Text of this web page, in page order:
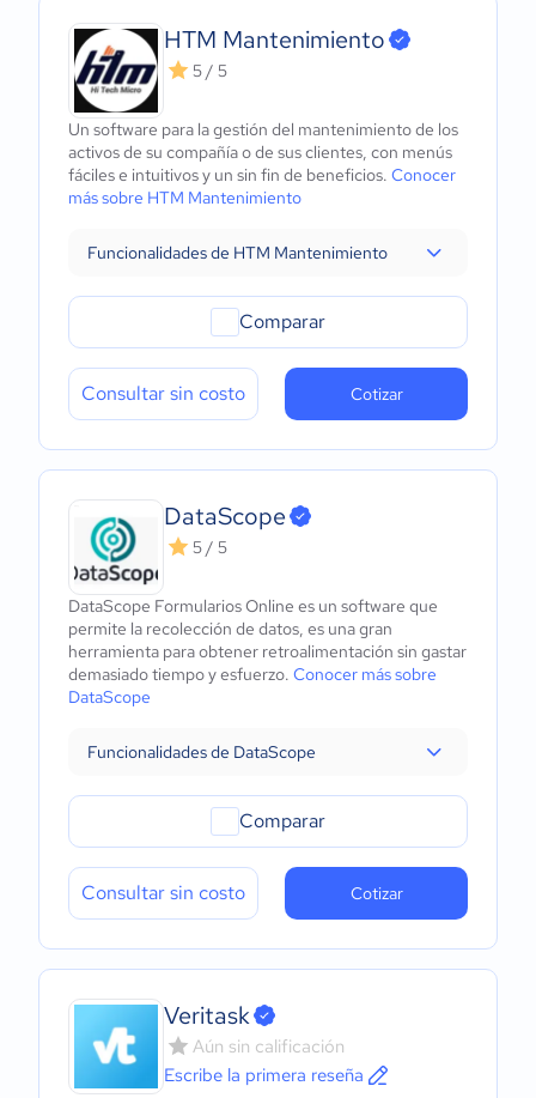
HTM Mantenimiento
5 / 5
Un software para la gestión del mantenimiento de los
activos de su compañía o de sus clientes, con menús
fáciles e intuitivos y un sin fin de beneficios. Conocer
más sobre HTM Mantenimiento
Funcionalidades de HTM Mantenimiento
Comparar
Consultar sin costo Cotizar
DataScope
5 / 5
DataScope Formularios Online es un software que
permite la recolección de datos, es una gran
herramienta para obtener retroalimentación sin gastar
demasiado tiempo y esfuerzo. Conocer más sobre
DataScope
Funcionalidades de DataScope
Comparar
Consultar sin costo Cotizar
Veritask
Aún sin calificación
Escribe la primera reseña